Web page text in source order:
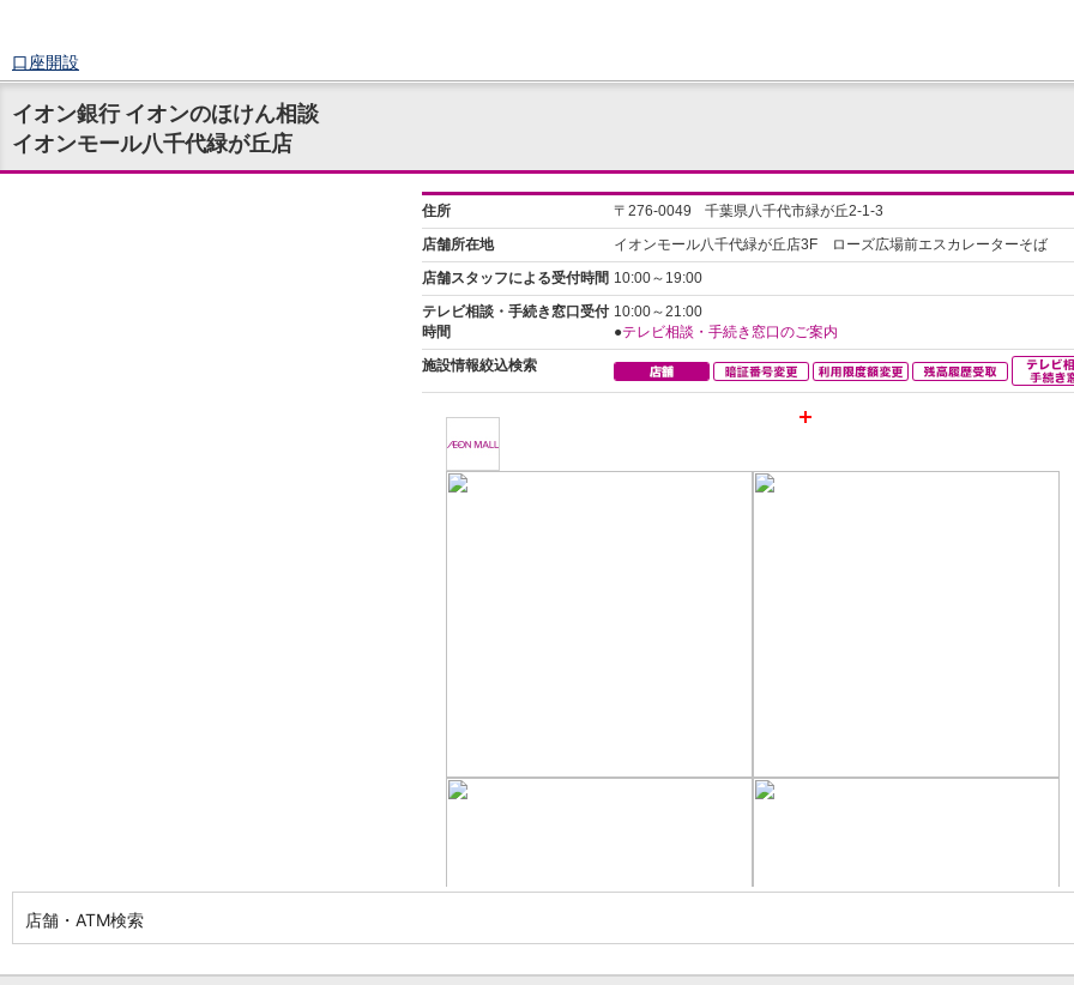
口座開設
ログイン
チャット
メニュー
商品・サービス
新規お借入れの方
お借換えの方
フラット35
リ・バース60
イオン銀行 イオンのほけん相談
イオンモール八千代緑が丘店
店舗・ATM検索